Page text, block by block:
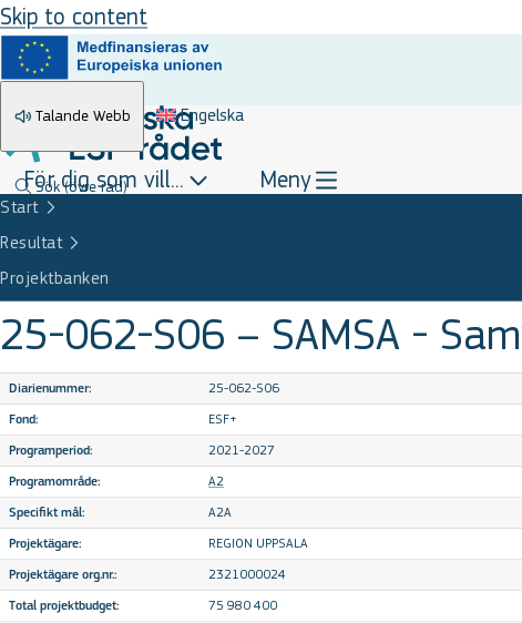
Skip to content
Talande Webb Engelska
Sök(övre rad)
För dig som vill... Meny
Start
Resultat
Projektbanken
25-062-S06 – SAMSA -
Diarienummer: 25-062-S06
Fond: ESF+
Programperiod: 2021-2027
Programområde: A2
Specifikt mål: A2A
Projektägare: REGION UPPSALA
Projektägare org.nr.: 2321000024
Total projektbudget: 75 980 400